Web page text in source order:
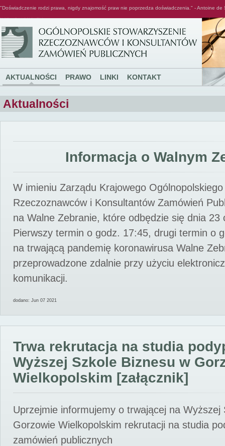
"Doświadczenie rodzi prawa, nigdy znajomość praw nie poprzedza doświadczenia." - Antoine de
AKTUALNOŚCI PRAWO LINKI KONTAKT
Aktualności
Informacja o Walnym
W imieniu Zarządu Krajowego
Rzeczoznawców i Konsultantów Zamówień
na Walne Zebranie, które odbędzie się dnia 23
Pierwszy termin o godz. 17:45, drugi termin o
na trwającą pandemię koronawirusa Walne
przeprowadzone zdalnie przy użyciu
komunikacji.
dodano: Jun 07 2021
Trwa rekrutacja na studia
Wyższej Szkole Biznesu w
Wielkopolskim [załącznik]
Uprzejmie informujemy o trwającej na Wyższej
Gorzowie Wielkopolskim rekrutacji na studia
zamówień publicznych